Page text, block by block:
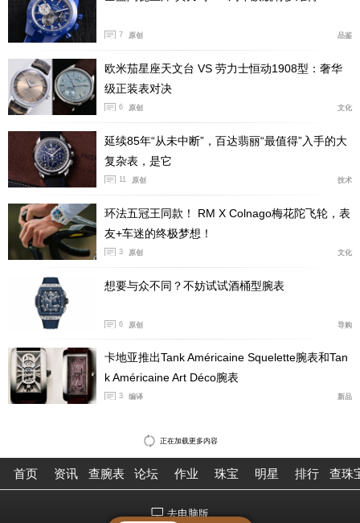
雅克德罗的隔壁就是自1888
齐莱的门店相对于先前的百年灵和雅克德罗就稍微显小了
经营品牌：宝齐莱
地址： 北京市西城区金城坊街 2号金融街购物中心
7 原创 品鉴
欧米茄星座天文台 VS 劳力士恒动1908型：奢华
级正装表对决
6 原创 文化
延续85年“从未中断”，百达翡丽“最值得”入手的大
复杂表，是它
11 原创 技术
环法五冠王同款！ RM X Colnago梅花陀飞轮，表
友+车迷的终极梦想！
3 原创 文化
想要与众不同？不妨试试酒桶型腕表
6 原创 导购
卡地亚推出Tank Américaine Squelette腕表和Tan
k Américaine Art Déco腕表
3 编译 新品
正在加载更多内容
首页 资讯 查腕表 论坛 作业 珠宝 明星 排行 查珠
去电脑版